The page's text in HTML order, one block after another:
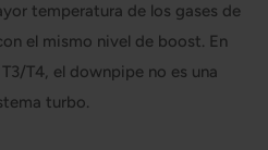
temperatura de los gases de
el mismo nivel de boost. En
T4, el downpipe no es una
turbo.